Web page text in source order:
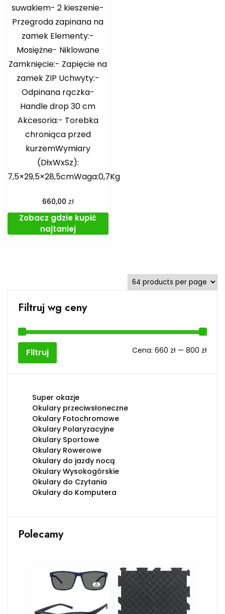
suwakiem- 2 kieszenie-
Przegroda zapinana na
zamek Elementy:-
Mosiężne- Niklowane
Zamknięcie:- Zapięcie na
zamek ZIP Uchwyty:-
Odpinana rączka-
Handle drop 30 cm
Akcesoria:- Torebka
chroniąca przed
kurzemWymiary
(DłxWxSz):
7,5×29,5×28,5cmWaga:0,7Kg
660,00 zł
Zobacz gdzie kupić
najtaniej
Filtruj wg ceny
Cena
Cena
Filtruj Cena: 660 zł — 800 zł
Super okazje
Okulary przeciwsłoneczne
Okulary Fotochromowe
Okulary Polaryzacyjne
Okulary Sportowe
Okulary Rowerowe
Okulary do jazdy nocą
Okulary Wysokogórskie
Okulary do Czytania
Okulary do Komputera
Polecamy